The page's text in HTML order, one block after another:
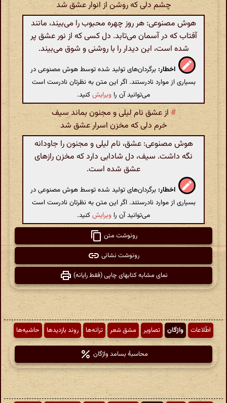
چشم دلی که روشن از انوار عشق شد
هوش مصنوعی: هر روز چهره محبوب را می‌بیند، مانند
آفتاب که در آسمان می‌تابد. دل کسی که از نور عشق پر
شده است، این دیدار را با روشنی و شوق می‌بیند.
اخطار: برگردان‌های تولید شده توسط هوش مصنوعی در
بسیاری از موارد نادرستند. اگر این متن به نظرتان نادرست است
می‌توانید آن را ویرایشکنید.
# از عشق نام لیلی و مجنون بماند سیف
خرم دلی که مخزن اسرار عشق شد
هوش مصنوعی: عشق، نام لیلی و مجنون را جاودانه
نگه داشت. سیف، دل شادابی دارد که مخزن رازهای
عشق شده است.
اخطار: برگردان‌های تولید شده توسط هوش مصنوعی در
بسیاری از موارد نادرستند. اگر این متن به نظرتان نادرست است
می‌توانید آن را ویرایشکنید.
رونوشت متن
رونوشت نشانی
نمای مشابه کتابهای چاپی (فقط رایانه)
اطّلاعات واژگان تصاویر مشق شعر ترانه‌ها روند بازدیدها حاشیه‌ها
محاسبهٔ بسامد واژگان